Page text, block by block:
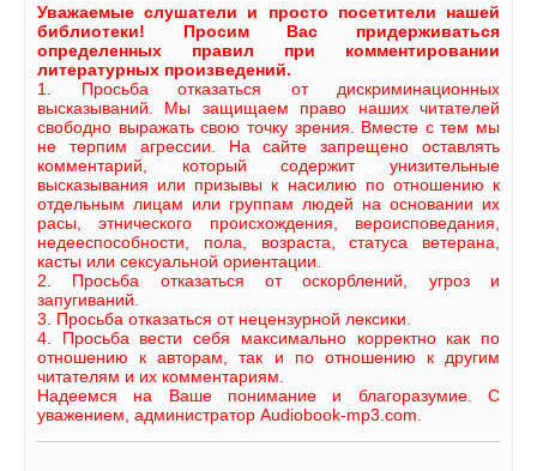
Уважаемые слушатели и просто посетители нашей
библиотеки! Просим Вас придерживаться
определенных правил при комментировании
литературных произведений.
1. Просьба отказаться от дискриминационных
высказываний. Мы защищаем право наших читателей
свободно выражать свою точку зрения. Вместе с тем мы
не терпим агрессии. На сайте запрещено оставлять
комментарий, который содержит унизительные
высказывания или призывы к насилию по отношению к
отдельным лицам или группам людей на основании их
расы, этнического происхождения, вероисповедания,
недееспособности, пола, возраста, статуса ветерана,
касты или сексуальной ориентации.
2. Просьба отказаться от оскорблений, угроз и
запугиваний.
3. Просьба отказаться от нецензурной лексики.
4. Просьба вести себя максимально корректно как по
отношению к авторам, так и по отношению к другим
читателям и их комментариям.
Надеемся на Ваше понимание и благоразумие. С
уважением, администратор Audiobook-mp3.com.